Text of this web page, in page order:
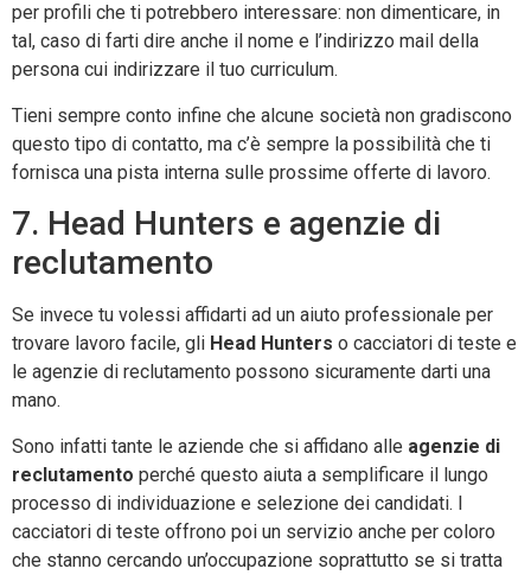
per profili che ti potrebbero interessare: non dimenticare, in
tal, caso di farti dire anche il nome e l’indirizzo mail della
persona cui indirizzare il tuo curriculum.
Tieni sempre conto infine che alcune società non gradiscono
questo tipo di contatto, ma c’è sempre la possibilità che ti
fornisca una pista interna sulle prossime offerte di lavoro.
7. Head Hunters e agenzie di
reclutamento
Se invece tu volessi affidarti ad un aiuto professionale per
trovare lavoro facile, gli Head Hunters o cacciatori di teste e
le agenzie di reclutamento possono sicuramente darti una
mano.
Sono infatti tante le aziende che si affidano alle agenzie di
reclutamento perché questo aiuta a semplificare il lungo
processo di individuazione e selezione dei candidati. I
cacciatori di teste offrono poi un servizio anche per coloro
che stanno cercando un’occupazione soprattutto se si tratta